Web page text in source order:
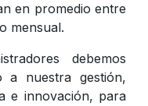
en promedio entre
mensual.
debemos
a nuestra gestión,
e innovación, para